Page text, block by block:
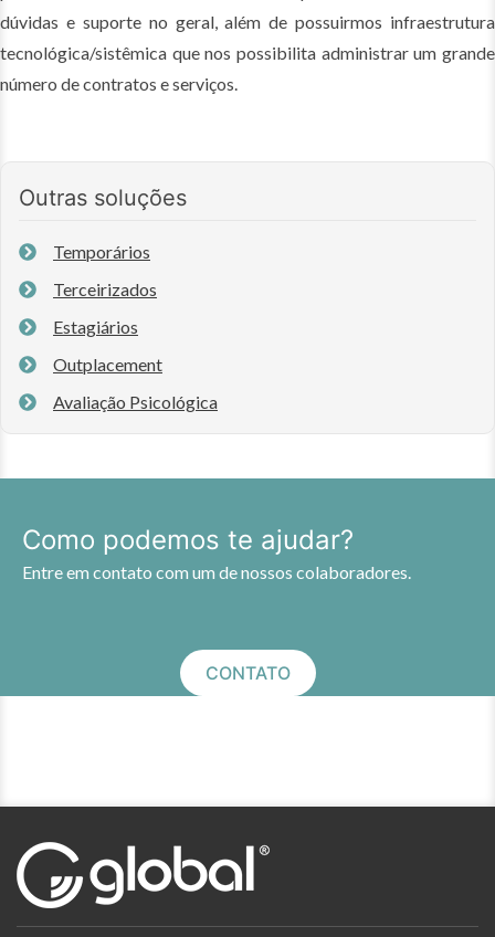
dúvidas e suporte no geral, além de possuirmos infraestrutura
tecnológica/sistêmica que nos possibilita administrar um grande
número de contratos e serviços.
Outras soluções
Temporários
Terceirizados
Estagiários
Outplacement
Avaliação Psicológica
Como podemos te ajudar?
Entre em contato com um de nossos colaboradores.
CONTATO